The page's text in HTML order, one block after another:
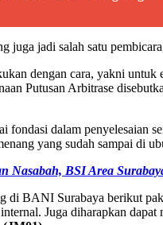
juga jadi salah satu
dengan cara, yakni
Putusan Arbitrase
dalam penyelesaian
yang sudah sampai di
Nasabah, BSI Area
di BANI Surabaya berikut
Juga diharapkan